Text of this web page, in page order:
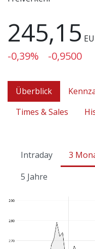
245,15
-0,39% -0,9500
Überblick
Times & Sales
Intraday 3
5 Jahre